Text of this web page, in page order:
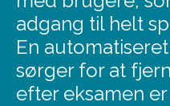
adgang til helt
En
sørger for at
efter eksamen